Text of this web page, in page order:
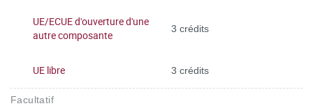
UE/ECUE d'ouverture d'une
autre composante
3 crédits
UE libre 3 crédits
Facultatif